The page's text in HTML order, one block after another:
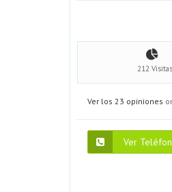
212 Visitas
Ver los 23 opiniones or
Ver